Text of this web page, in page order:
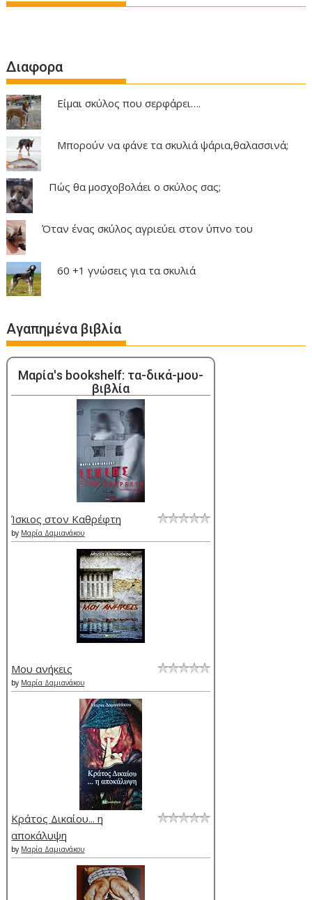
Διαφορα
Είμαι σκύλος που σερφάρει….
Μπορούν να φάνε τα σκυλιά ψάρια,θαλασσινά;
Πώς θα μοσχοβολάει ο σκύλος σας;
Όταν ένας σκύλος αγριεύει στον ύπνο του
60 +1 γνώσεις για τα σκυλιά
Αγαπημένα βιβλία
Μαρία's bookshelf: τα-δικά-μου-
βιβλία
Ίσκιος στον Καθρέφτη
by Μαρία Δαμιανάκου
Μου ανήκεις
by Μαρία Δαμιανάκου
Κράτος Δικαίου... η
αποκάλυψη
by Μαρία Δαμιανάκου